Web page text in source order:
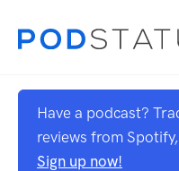
Have a podcast?
reviews from
Sign up now!